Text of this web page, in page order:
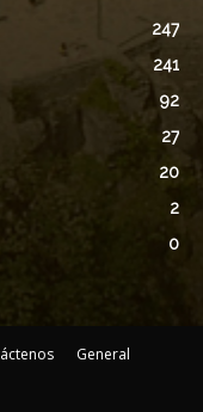
247
241
92
27
20
2
0
General